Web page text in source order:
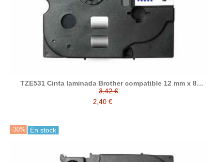
TZE531 Cinta laminada Brother compatible 12 mm x 8
metros
3,42 €
2,40 €
-30% En stock